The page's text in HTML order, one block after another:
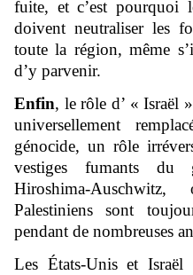
fuite, et c’est pourquoi
doivent neutraliser les
toute la région, même
d’y parvenir.
Enfin, le rôle d’ « Israël
universellement
génocide, un rôle
vestiges fumants du
Hiroshima-
Palestiniens sont
pendant de nombreuses
Les États-Unis et